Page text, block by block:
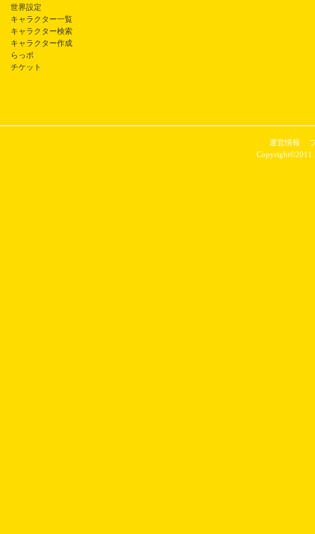
世界設定
キャラクター一覧
キャラクター検索
キャラクター作成
らっポ
チケット
運営情報
Copyright©2011